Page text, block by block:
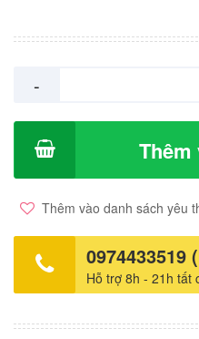
-
Thêm
Thêm vào danh sách yêu
0974433519
Hỗ trợ 8h - 21h tất